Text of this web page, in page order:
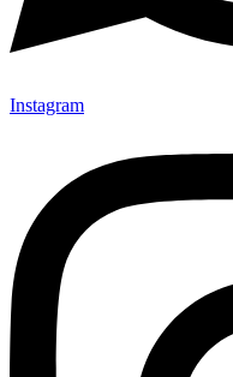
Instagram